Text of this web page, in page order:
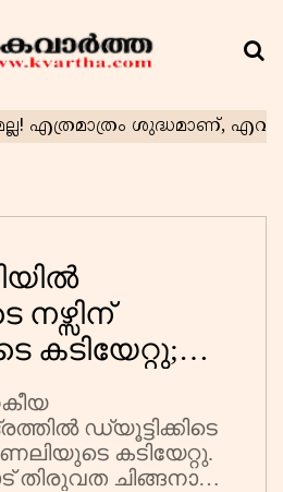
നഴ്സിന്
പരാതി
ഡ്യൂട്ടിക്കിടെ
കടിയേറ്റു.
തിരുവത ചിങ്ങനാത്ത്